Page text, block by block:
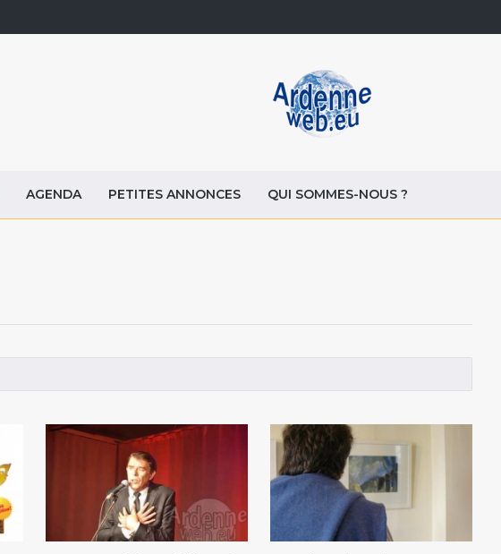
AGENDA PETITES ANNONCES QUI SOMMES-NOUS ?